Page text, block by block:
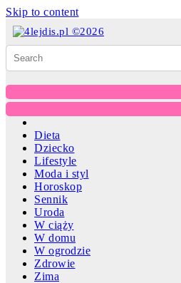
Skip to content
Dieta
Dziecko
Lifestyle
Moda i styl
Horoskop
Sennik
Uroda
W ciąży
W domu
W ogrodzie
Zdrowie
Zima